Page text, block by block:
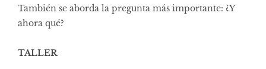
También se aborda la pregunta más importante: ¿Y
ahora qué?
TALLER